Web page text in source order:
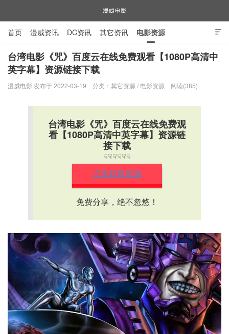
漫威电影

首页 漫威资讯 DC资讯 其它资讯 电影资源
电视剧资源 漫威图片
台湾电影《咒》百度云在线免费观看【1080P高清中
英字幕】资源链接下载
漫威电影 发布于 2022-03-19 分类： 其它资源 / 电影资源 阅读(385)
台湾电影《咒》百度云在线免费观
看【1080P高清中英字幕】资源链
接下载
☟☟☟☟☟☟
点击获取资源
免费分享，绝不忽悠！